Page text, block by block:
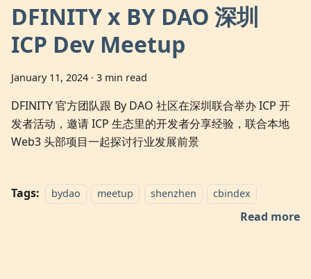
DFINITY x BY DAO 深圳
ICP Dev Meetup
January 11, 2024 · 3 min read
DFINITY 官方团队跟 By DAO 社区在深圳联合举办 ICP 开
发者活动，邀请 ICP 生态里的开发者分享经验，联合本地
Web3 头部项目一起探讨行业发展前景
Tags: bydao meetup shenzhen cbindex
Read more